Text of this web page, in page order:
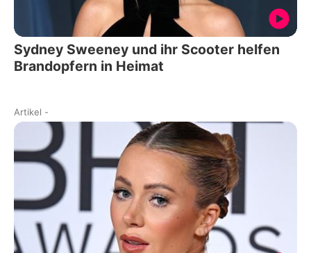
Sydney Sweeney und ihr Scooter helfen
Brandopfern in Heimat
Artikel -